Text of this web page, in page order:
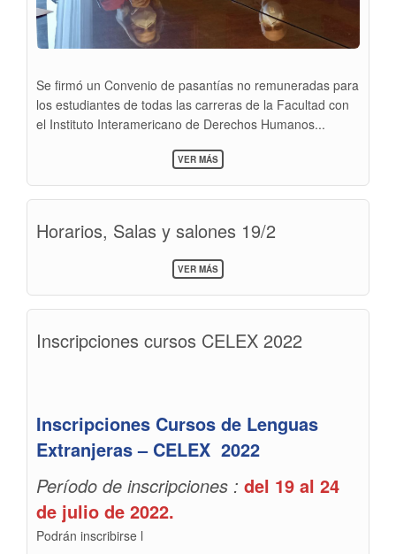
Se firmó un Convenio de pasantías no remuneradas para
los estudiantes de todas las carreras de la Facultad con
el Instituto Interamericano de Derechos Humanos...
VER MÁSSOBRE
CONVENIO
REMUNERADAS
Horarios, Salas y salones 19/2
VER MÁSSOBRE
HORARIOS,
19/2
Inscripciones cursos CELEX 2022
Inscripciones Cursos de Lenguas
Extranjeras – CELEX 2022
Período de inscripciones : del 19 al 24
de julio de 2022.
Podrán inscribirse l